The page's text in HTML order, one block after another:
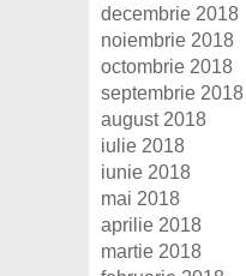
decembrie 2018
noiembrie 2018
octombrie 2018
septembrie 2018
august 2018
iulie 2018
iunie 2018
mai 2018
aprilie 2018
martie 2018